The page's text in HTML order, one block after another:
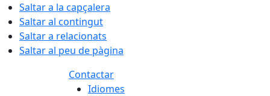
Saltar a la capçalera
Saltar al contingut
Saltar a relacionats
Saltar al peu de pàgina
Contactar
Idiomes